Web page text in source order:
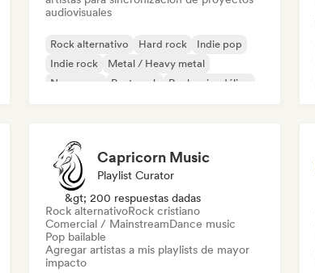
audiovisuales
Rock alternativo Hard rock
Indie pop
Indie rock
Metal / Heavy metal
New wave
Post punk Rock psicodélico
Capricorn Music
Playlist Curator
&gt; 200 respuestas dadas
Rock alternativoRock cristiano
Comercial / MainstreamDance music
Pop bailable
Agregar artistas a mis playlists de mayor
impacto